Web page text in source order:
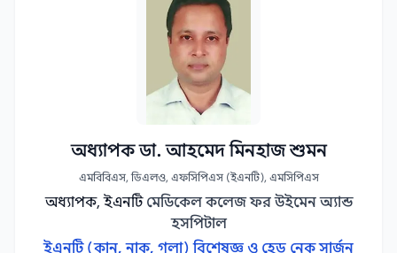
অধ্যাপক ডা. আহমেদ মিনহাজ শুমন
এমবিবিএস, ডিএলও, এফসিপিএস (ইএনটি), এমসিপিএস
অধ্যাপক, ইএনটি মেডিকেল কলেজ ফর উইমেন অ্যান্ড
হসপিটাল
ইএনটি (কান, নাক, গলা) বিশেষজ্ঞ ও হেড নেক সার্জন